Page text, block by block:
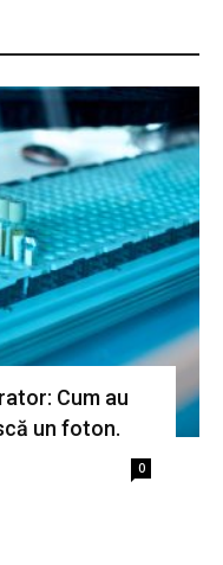
Cum au
un foton.
0